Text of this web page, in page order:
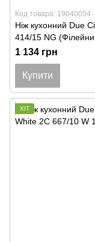
Код товара: 19040054
Ніж кухонний Due
414/15 NG
1 134 грн
Купити
ХІТ